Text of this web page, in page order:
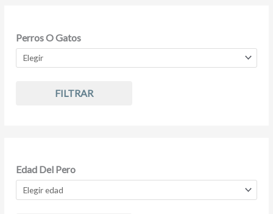
Perros O Gatos
FILTRAR
Edad Del Pero